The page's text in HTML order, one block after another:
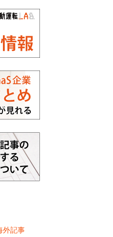
外記事